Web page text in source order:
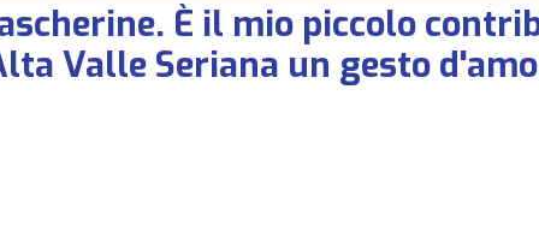
È il mio piccolo
Valle Seriana un gesto